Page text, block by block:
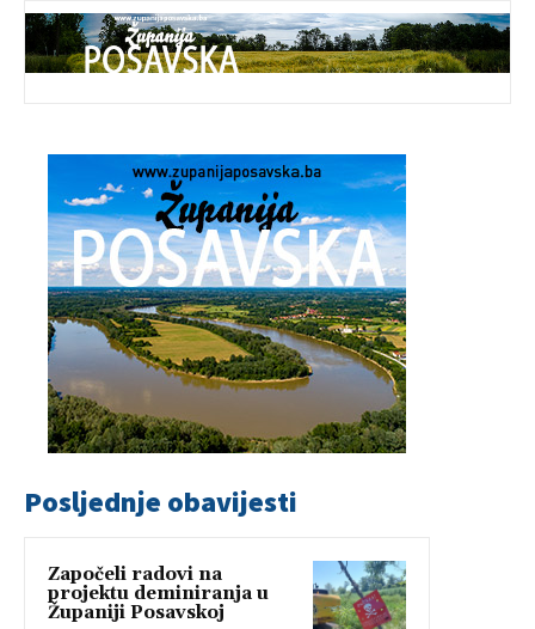
Posljednje obavijesti
Započeli radovi na
projektu deminiranja u
Županiji Posavskoj